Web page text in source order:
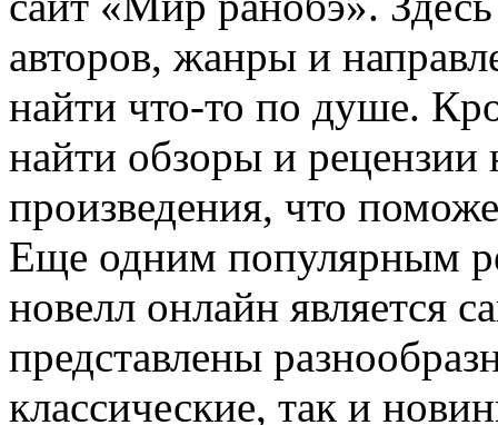
авторов, жанры и
найти что-то по душе.
найти обзоры и
произведения, что
Еще одним популярным
новелл онлайн является
представлены
классические, так и